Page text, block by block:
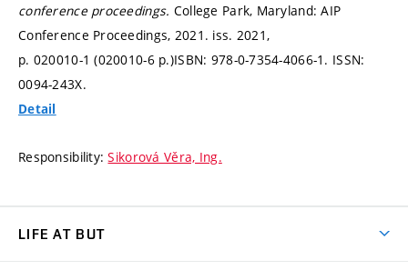
conference proceedings. College Park, Maryland: AIP
Conference Proceedings, 2021. iss. 2021,
p. 020010-1 (020010-6 p.)ISBN: 978-0-7354-4066-1. ISSN:
0094-243X.
Detail
Responsibility:Sikorová Věra, Ing.
LIFE AT BUT